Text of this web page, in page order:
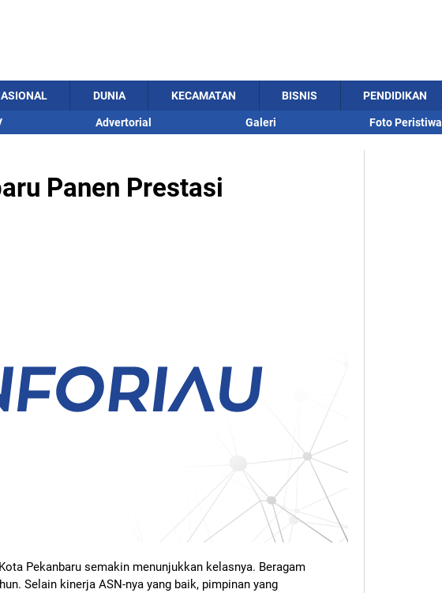
DUNIA KECAMATAN BISNIS PENDIDIKAN
Advertorial Galeri Foto Peristiwa
Panen Prestasi
Pekanbaru semakin menunjukkan kelasnya. Beragam
Selain kinerja ASN-nya yang baik, pimpinan yang